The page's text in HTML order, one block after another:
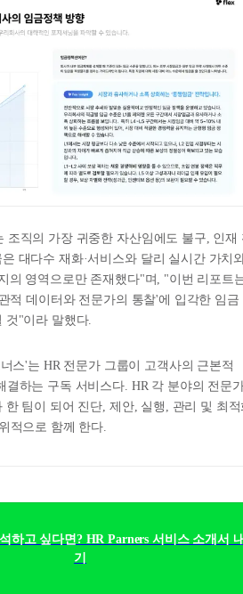
조직의 가장 귀중한 자산임에도 불구, 인재
대다수 재화·서비스와 달리 실시간 가치
의 영역으로만 존재했다"며, "이번 리포트
적 데이터와 전문가의 통찰'에 입각한 임금
것"이라 말했다.
스'는 HR 전문가 그룹이 고객사의 근본적
결하는 구독 서비스다. HR 각 분야의 전문
한 팀이 되어 진단, 제안, 실행, 관리 및 최적
적으로 함께 한다.
하고 싶다면? HR Parners 서비스 소개서
기